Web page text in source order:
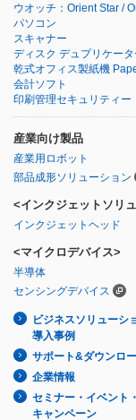
ウオッチ：Orient Star /
パソコン
スキャナー
ディスク デュプリケータ
乾式オフィス製紙機
会計ソフト
印刷管理セキュリティー
産業向け製品
産業用ロボット
部品成形ソリューション
<インクジェットソリ
インクジェットヘッド
<マイクロデバイス>
半導体
センシングデバイス
ビジネスソリューシ
導入事例
サポート&ダウンロ
企業情報
セミナー・イベント・
キャンペーン